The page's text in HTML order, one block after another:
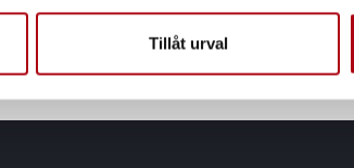
Tillåt urval